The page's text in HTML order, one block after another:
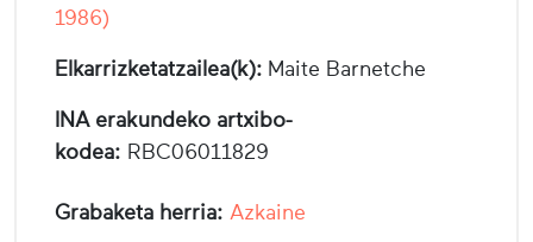
1986)
Elkarrizketatzailea(k): Maite Barnetche
INA erakundeko artxibo-
kodea: RBC06011829
Grabaketa herria: Azkaine